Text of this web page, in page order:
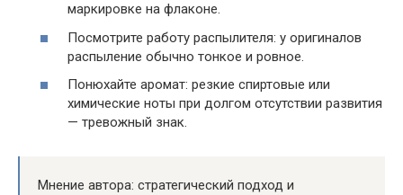
маркировке на флаконе.
Посмотрите работу распылителя: у оригиналов
распыление обычно тонкое и ровное.
Понюхайте аромат: резкие спиртовые или
химические ноты при долгом отсутствии развития
— тревожный знак.
Мнение автора: стратегический подход и